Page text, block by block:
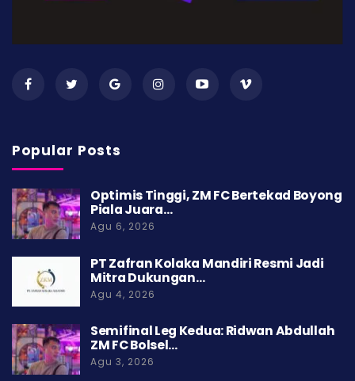
Popular Posts
Optimis Tinggi, ZM FC Bertekad Boyong
Piala Juara…
Agu 6, 2026
PT Zafran Kolaka Mandiri Resmi Jadi
Mitra Dukungan…
Agu 4, 2026
Semifinal Leg Kedua: Ridwan Abdullah
ZM FC Bolsel…
Agu 3, 2026